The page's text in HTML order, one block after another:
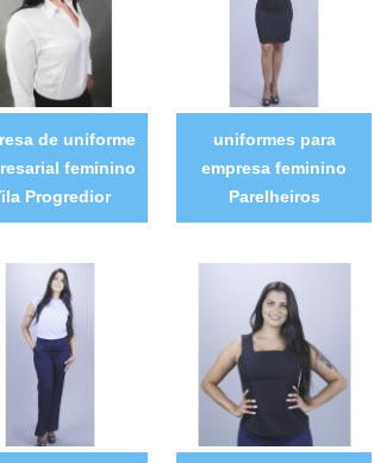
de uniforme
feminino
Progredior
uniformes para
empresa feminino
Parelheiros